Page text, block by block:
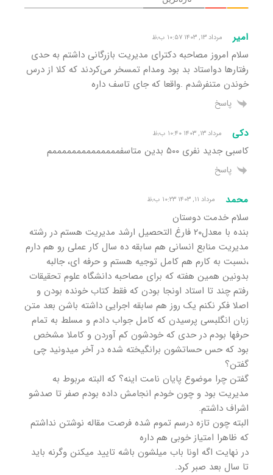
امیر مرداد ۱۳, ۱۴۰۳ ۱۰:۵۷ ب٫ظ
سلام امروز مصاحبه دکترای مدیریت بازرگانی داشتم به حدی
رفتارها دواستاد بد بود ومدام تمسخر می‌کردند که کلا از درس
خوندن متنفرشدم .واقعا که جای تاسف داره
پاسخ
دکی مرداد ۱۳, ۱۴۰۳ ۱۰:۴۰ ب٫ظ
کاسبی جدید نفری ۵۰۰ بدین متاسفممممممممممممممم
پاسخ
محمد مرداد ۱۱, ۱۴۰۳ ۱۰:۲۳ ب٫ظ
سلام خدمت دوستان
بنده با معدل۲۰ فارغ التحصیل ارشد مدیریت هستم در رشته
مدیریت منابع انسانی هم سابقه ده سال کار عملی رو هم دارم
،نسبت به کارم هم کامل توجیه هستم و حرفه ای، جالبه
بدونین همین هفته که برای مصاحبه دانشگاه علوم تحقیقات
رفتم چند تا استاد اونجا بودن که فقط کتاب خونده بودن و
اصلا فکر نکنم یک روز هم سابقه اجرایی داشته باشن بعد متن
زبان انگلبسی پرسیدن که کامل جواب دادم و مسلط به تمام
حرفها بودم در حدی که خودشون کم آوردن و کاملا مشخص
بود که حس حساتشون برانگیخته شده در آخر میدونید چی
گفتن؟
گفتن چرا موضوع پایان نامت اینه؟ که البته مربوط به
مدیریت بود و چون خودم انجامش داده بودم صفر تا صدشو
اشراف داشتم.
البته چون تازه درسم تموم شده فرصت مقاله نوشتن نداشتم
که ظاهرا امتیاز خوبی هم داره
در نهایت اگه اونا باب میلشون باشه تایید میکنن وگرنه باید
تا سال بعد صبر کرد.